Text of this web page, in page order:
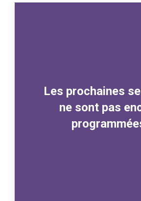
Les prochaines
ne sont pas